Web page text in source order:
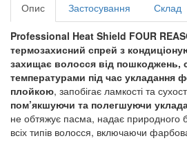
Опис Застосування Склад
Professional Heat Shield FOUR
термозахисний спрей з
захищає волосся від пошкоджень,
температурами під час укладання
плойкою, запобігає ламкості та
пом’якшуючи та полегшуючи
не обтяжує пасма, надає природного
всіх типів волосся, включаючи